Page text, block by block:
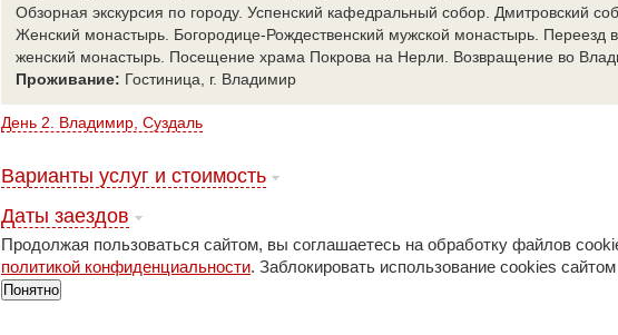
Обзорная экскурсия по городу. Успенский кафедральный собор. Дмитровский
Женский монастырь. Богородице-Рождественский мужской монастырь. Переезд
женский монастырь. Посещение храма Покрова на Нерли. Возвращение во
Проживание: Гостиница, г. Владимир
День 2. Владимир, Суздаль
Варианты услуг и стоимость
Даты заездов
Продолжая пользоваться сайтом, вы соглашаетесь на обработку файлов
политикой конфиденциальности. Заблокировать использование cookies
Понятно